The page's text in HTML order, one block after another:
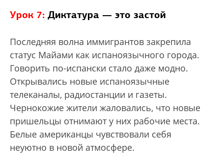
Урок 7: Диктатура — это застой
Последняя волна иммигрантов закрепила
статус Майами как испаноязычного города.
Говорить по-испански стало даже модно.
Открывались новые испаноязычные
телеканалы, радиостанции и газеты.
Чернокожие жители жаловались, что новые
пришельцы отнимают у них рабочие места.
Белые американцы чувствовали себя
неуютно в новой атмосфере.